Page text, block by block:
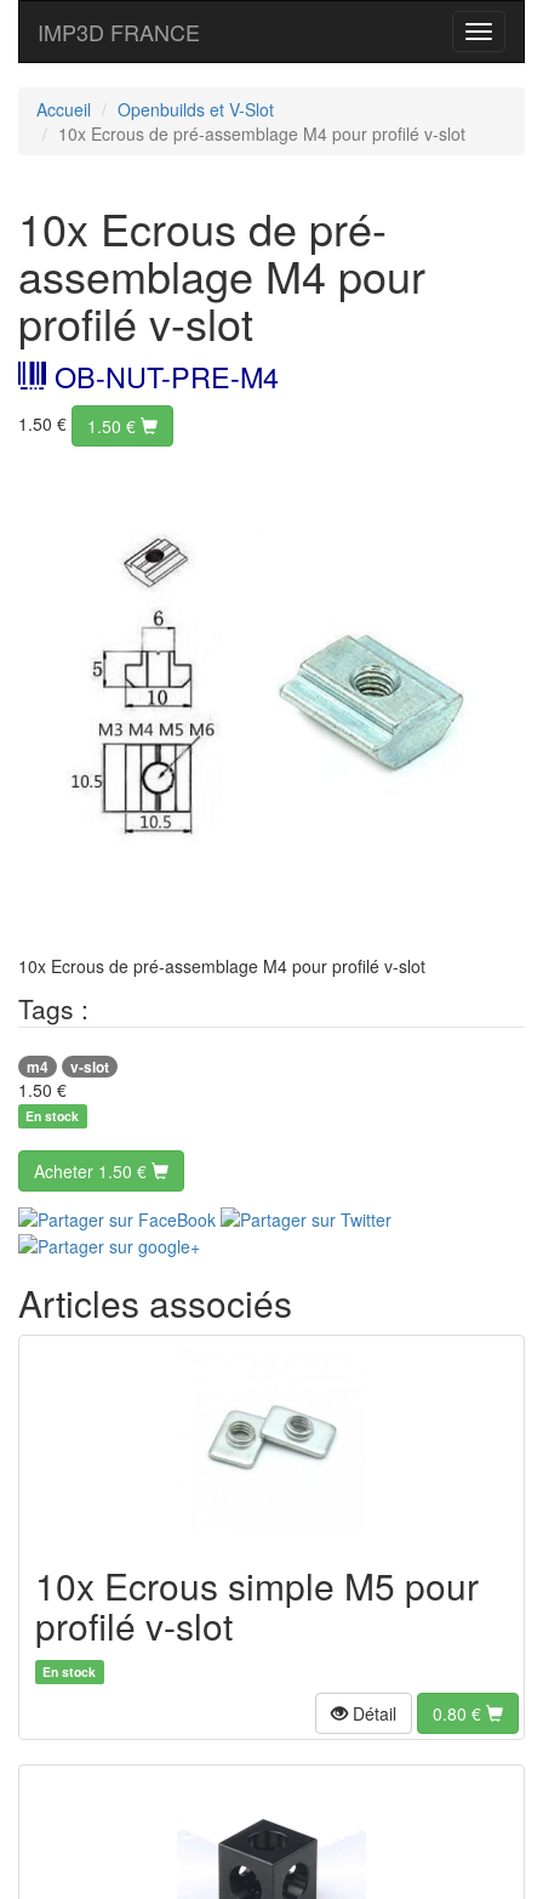
Toggle
IMP3D FRANCE
Accueil
Openbuilds et V-Slot
10x Ecrous de pré-assemblage M4 pour profilé v-slot
10x Ecrous de pré-
assemblage M4 pour
profilé v-slot
OB-NUT-PRE-M4
1.50 € 1.50 €
10x Ecrous de pré-assemblage M4 pour profilé v-slot
Tags :
m4 v-slot
1.50 €
En stock
Acheter 1.50 €
Articles associés
10x Ecrous simple M5 pour
profilé v-slot
En stock
Détail 0.80 €